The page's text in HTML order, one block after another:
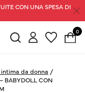
CON UNA SPESA DI
0
da donna /
BABYDOLL CON